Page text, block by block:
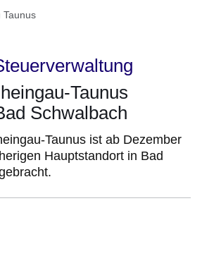
Taunus
Schwalbach
Taunus ist ab Dezember
Hauptstandort in Bad